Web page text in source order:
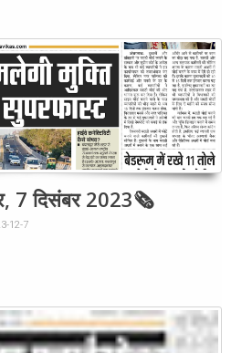
7 दिसंबर 2023🗞
12-7